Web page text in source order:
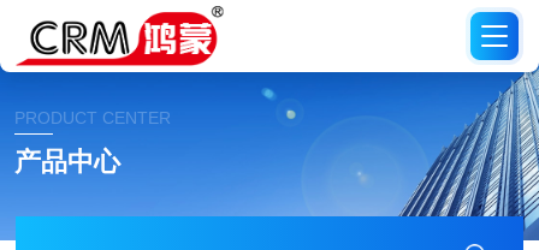
PRODUCT CENTER
产品中心